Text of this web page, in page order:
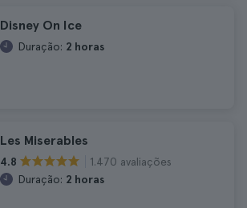
Disney On Ice
Duração: 2 horas
Les Miserables
4.8
1.470 avaliações
Duração: 2 horas